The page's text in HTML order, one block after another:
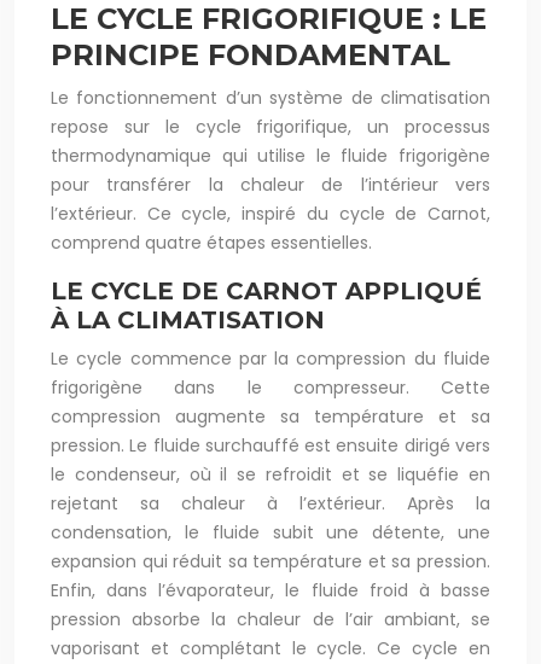
LE CYCLE FRIGORIFIQUE : LE
PRINCIPE FONDAMENTAL
Le fonctionnement d’un système de climatisation
repose sur le cycle frigorifique, un processus
thermodynamique qui utilise le fluide frigorigène
pour transférer la chaleur de l’intérieur vers
l’extérieur. Ce cycle, inspiré du cycle de Carnot,
comprend quatre étapes essentielles.
LE CYCLE DE CARNOT APPLIQUÉ
À LA CLIMATISATION
Le cycle commence par la compression du fluide
frigorigène dans le compresseur. Cette
compression augmente sa température et sa
pression. Le fluide surchauffé est ensuite dirigé vers
le condenseur, où il se refroidit et se liquéfie en
rejetant sa chaleur à l’extérieur. Après la
condensation, le fluide subit une détente, une
expansion qui réduit sa température et sa pression.
Enfin, dans l’évaporateur, le fluide froid à basse
pression absorbe la chaleur de l’air ambiant, se
vaporisant et complétant le cycle. Ce cycle en